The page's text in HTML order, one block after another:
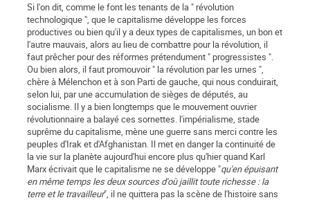
Si l'on dit, comme le font les tenants de la " révolution
technologique ", que le capitalisme développe les forces
productives ou bien qu'il y a deux types de capitalismes, un bon et
l'autre mauvais, alors au lieu de combattre pour la révolution, il
faut prêcher pour des réformes prétendument " progressistes ".
Ou bien alors, il faut promouvoir " la révolution par les urnes ",
chère à Mélenchon et à son Parti de gauche, qui nous conduirait,
selon lui, par une accumulation de sièges de députés, au
socialisme. Il y a bien longtemps que le mouvement ouvrier
révolutionnaire a balayé ces sornettes. l'impérialisme, stade
suprême du capitalisme, mène une guerre sans merci contre les
peuples d'Irak et d'Afghanistan. Il met en danger la continuité de
la vie sur la planète aujourd'hui encore plus qu'hier quand Karl
Marx écrivait que le capitalisme ne se développe "qu'en épuisant
en même temps les deux sources d'où jaillit toute richesse : la
terre et le travailleur", il ne quittera pas la scène de l'histoire sans